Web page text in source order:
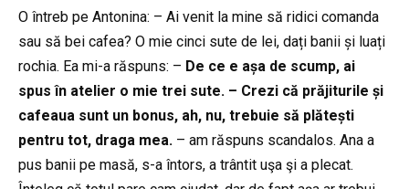
O întreb pe Antonina: – Ai venit la mine să ridici comanda
sau să bei cafea? O mie cinci sute de lei, dați banii și luați
rochia. Ea mi-a răspuns: – De ce e așa de scump, ai
spus în atelier o mie trei sute. – Crezi că prăjiturile și
cafeaua sunt un bonus, ah, nu, trebuie să plătești
pentru tot, draga mea. – am răspuns scandalos. Ana a
pus banii pe masă, s-a întors, a trântit uşa şi a plecat.